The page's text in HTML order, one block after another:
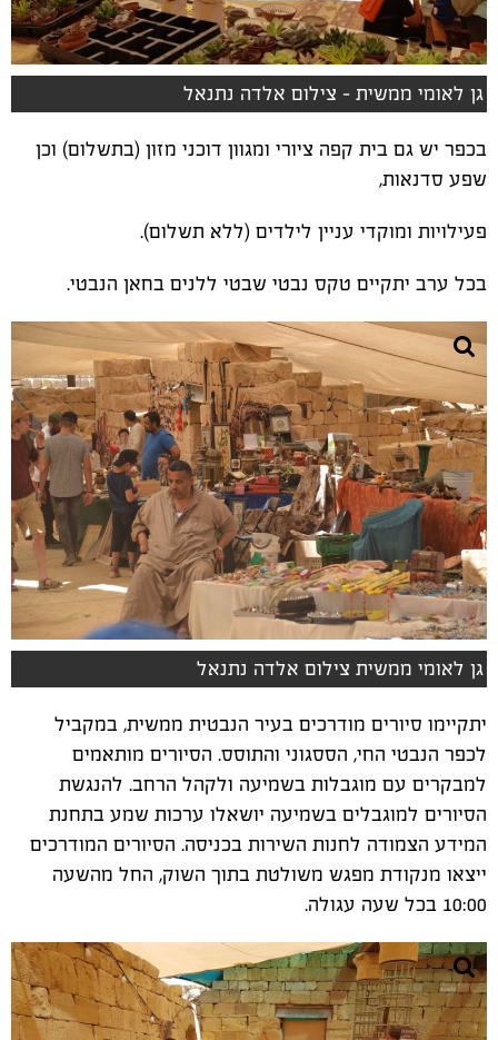
גן לאומי ממשית - צילום אלדה נתנאל
בכפר יש גם בית קפה ציורי ומגוון דוכני מזון (בתשלום) וכן
שפע סדנאות,
פעילויות ומוקדי עניין לילדים (ללא תשלום).
בכל ערב יתקיים טקס נבטי שבטי ללנים בחאן הנבטי.
גן לאומי ממשית צילום אלדה נתנאל
יתקיימו סיורים מודרכים בעיר הנבטית ממשית, במקביל
לכפר הנבטי החי, הססגוני והתוסס. הסיורים מותאמים
למבקרים עם מוגבלות בשמיעה ולקהל הרחב. להנגשת
הסיורים למוגבלים בשמיעה יושאלו ערכות שמע בתחנת
המידע הצמודה לחנות השירות בכניסה. הסיורים המודרכים
ייצאו מנקודת מפגש משולטת בתוך השוק, החל מהשעה
10:00 בכל שעה עגולה.